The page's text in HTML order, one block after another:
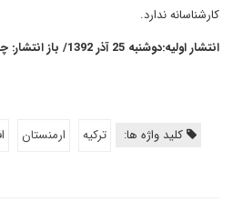
کارشناسانه ندارد.
انتشار اولیه:دوشنبه 25 آذر 1392/ باز انتشار: چهارشنبه 27 آذر 1392
کلید واژه ها: ترکیه ارمنستان